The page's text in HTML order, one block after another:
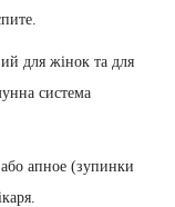
для жінок та для
система
апное (зупинки